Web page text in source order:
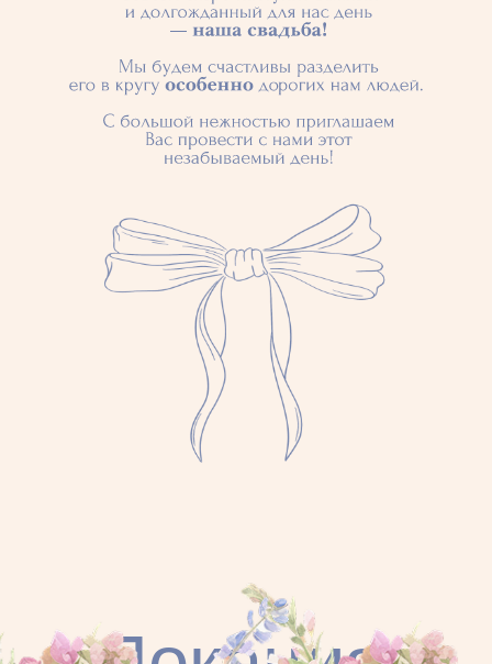
Локация
Beachclub,
Lasmari Nissi
Avenue 99
Kavo Gkreko 80
Айя-Напа —
Кипр
12
июня
Показать на карте
Показать на карте
Программа